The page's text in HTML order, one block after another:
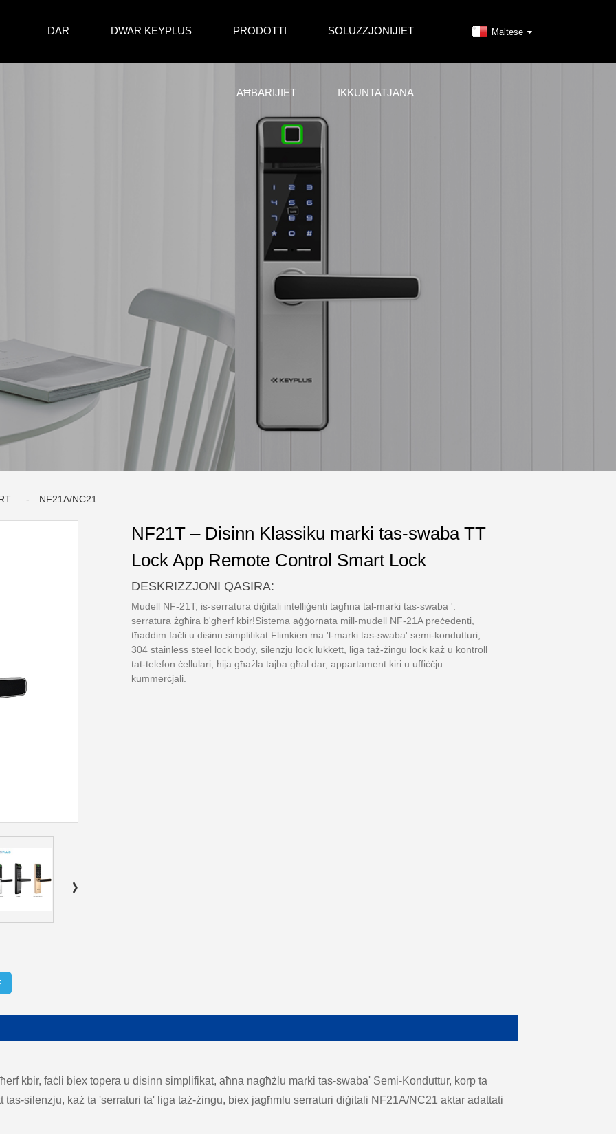
DAR DWAR KEYPLUS PRODOTTI SOLUZZJONIJIET
AĦBARIJIET IKKUNTATJANA
Maltese
NF21A/NC21
NF21T – Disinn Klassiku marki tas-swaba TT
Lock App Remote Control Smart Lock
DESKRIZZJONI QASIRA:
Mudell NF-21T, is-serratura diġitali intelliġenti tagħna tal-marki tas-swaba ':
serratura żgħira b'għerf kbir!Sistema aġġornata mill-mudell NF-21A preċedenti,
tħaddim faċli u disinn simplifikat.Flimkien ma 'l-marki tas-swaba' semi-kondutturi,
304 stainless steel lock body, silenzju lock lukkett, liga taż-żingu lock każ u kontroll
tat-telefon ċellulari, hija għażla tajba għal dar, appartament kiri u uffiċċju
kummerċjali.
kbir, faċli biex topera u disinn simplifikat, aħna nagħżlu marki tas-swaba' Semi-Konduttur, korp ta
silenzju, każ ta 'serraturi ta' liga taż-żingu, biex jagħmlu serraturi diġitali NF21A/NC21 aktar adattati